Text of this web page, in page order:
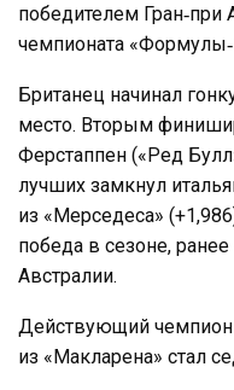
победителем Гран‑при
чемпионата
Британец начинал
место. Вторым
Ферстаппен («Ред
лучших замкнул
из «Мерседеса»
победа в сезоне,
Австралии.
Действующий
из «Макларена» стал